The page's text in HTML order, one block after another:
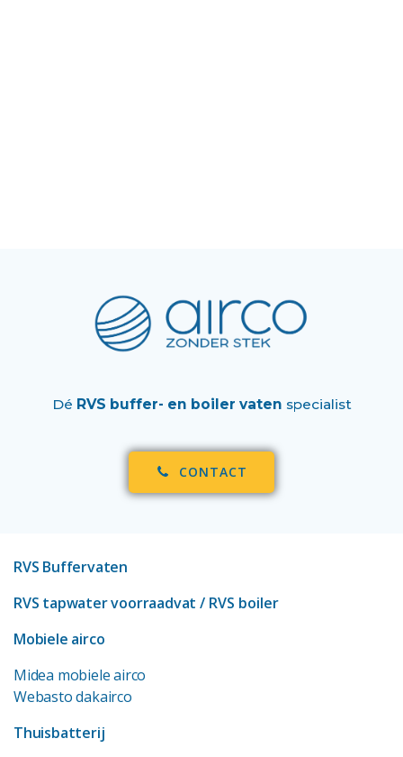
Dé RVS buffer- en boiler vaten specialist
CONTACT
RVS Buffervaten
RVS tapwater voorraadvat / RVS boiler
Mobiele airco
Midea mobiele airco
Webasto dakairco
Thuisbatterij